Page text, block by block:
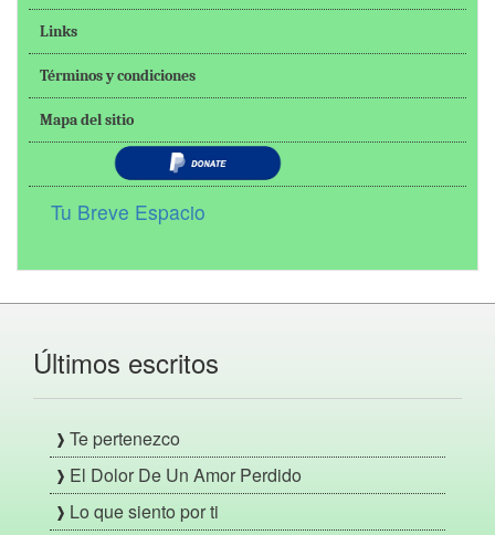
Links
Términos y condiciones
Mapa del sitio
Tu Breve Espacio
Últimos escritos
Te pertenezco
El Dolor De Un Amor Perdido
Lo que siento por ti